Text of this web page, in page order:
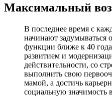
Максимальный
В последнее время с
начинают задумываться
функции ближе к 40
развитием и
действительности, со
выполнить свою
мамой, а достичь
социальную значимость